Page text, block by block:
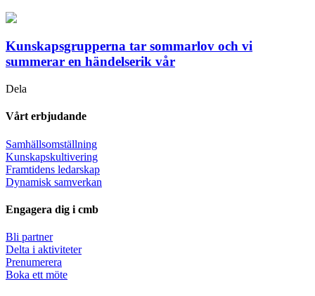
Kunskapsgrupperna tar sommarlov och vi
summerar en händelserik vår
Dela
Vårt erbjudande
Samhällsomställning
Kunskapskultivering
Framtidens ledarskap
Dynamisk samverkan
Engagera dig i cmb
Bli partner
Delta i aktiviteter
Prenumerera
Boka ett möte